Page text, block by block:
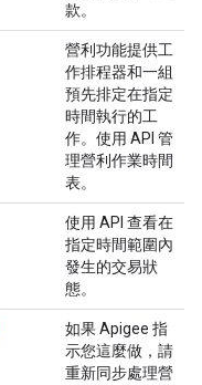
款。
營利功能提供工
作排程器和一組
預先排定在指定
時間執行的工
作。使用 API 管
理營利作業時間
表。
使用 API 查看在
指定時間範圍內
發生的交易狀
態。
如果 Apigee 指
示您這麼做，請
重新同步處理營